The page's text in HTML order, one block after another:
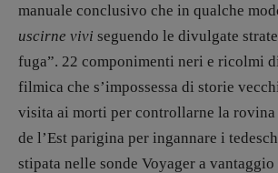
CONTATTI
Case editrici e coordinamento
recensioni:
Elio Grasso[eliovoyager@gmail.com]
Elisabetta Michielin
[michielin.elisabetta@gmail.com]
Coordinamento News in breve:
manuale conclusivo che in qualche
uscirne vivi seguendo le divulgate
fuga”. 22 componimenti neri e ricolmi
filmica che s’impossessa di storie
visita ai morti per controllarne la rovina
de l’Est parigina per ingannare i
stipata nelle sonde Voyager a